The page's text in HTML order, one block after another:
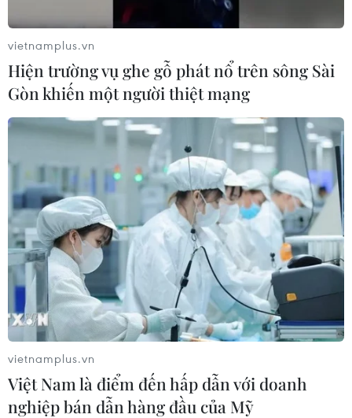
Kết luận thanh tra việc đầu tư 3 dự án
nhiên liệu sinh học thua lỗ lớn
Cổng Thông tin của Thanh tra Chính phủ đã ban hành
thông báo kết luận thanh tra việc đầu tư các dự án
nhiên liệu sinh học có góp vốn của Tập đoàn Dầu khí
Việt Nam (PVN) và các đơn vị thành viên.
vietnamplus.vn
Hiện trường vụ ghe gỗ phát nổ trên sông Sài
Gòn khiến một người thiệt mạng
vietnamplus.vn
Việt Nam là điểm đến hấp dẫn với doanh
nghiệp bán dẫn hàng đầu của Mỹ